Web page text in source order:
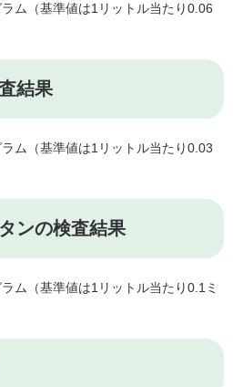
ム（基準値は1リットル当たり0.06
結果
ム（基準値は1リットル当たり0.03
ンの検査結果
ム（基準値は1リットル当たり0.1ミ